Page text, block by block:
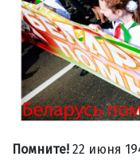
Помните! 22 июня